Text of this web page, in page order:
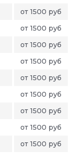
от 1500 руб
от 1500 руб
от 1500 руб
от 1500 руб
от 1500 руб
от 1500 руб
от 1500 руб
от 1500 руб
от 1500 руб